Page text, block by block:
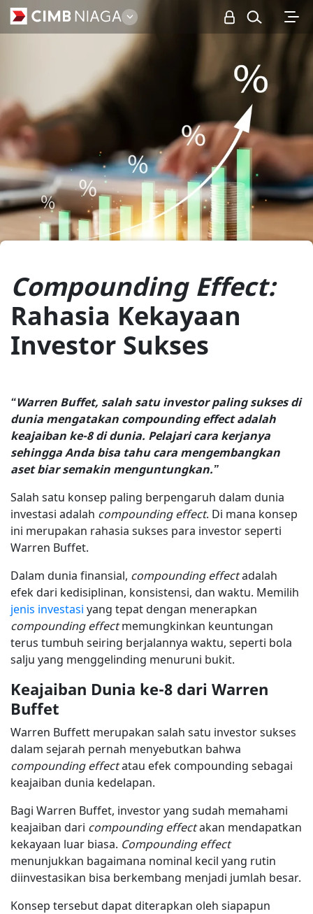
Personal
Compounding Effect:
Rahasia Kekayaan
Investor Sukses
“Warren Buffet, salah satu investor paling sukses di
dunia mengatakan compounding effect adalah
keajaiban ke-8 di dunia. Pelajari cara kerjanya
sehingga Anda bisa tahu cara mengembangkan
aset biar semakin menguntungkan.”
Salah satu konsep paling berpengaruh dalam dunia
investasi adalah compounding effect. Di mana konsep
ini merupakan rahasia sukses para investor seperti
Warren Buffet.
Dalam dunia finansial, compounding effectadalah
efek dari kedisiplinan, konsistensi, dan waktu. Memilih
jenis investasi yang tepat dengan menerapkan
compounding effectmemungkinkan keuntungan
terus tumbuh seiring berjalannya waktu, seperti bola
salju yang menggelinding menuruni bukit.
Keajaiban Dunia ke-8 dari Warren
Buffet
Warren Buffett merupakan salah satu investor sukses
dalam sejarah pernah menyebutkan bahwa
compounding effectatau efek compounding sebagai
keajaiban dunia kedelapan.
Bagi Warren Buffet, investor yang sudah memahami
keajaiban dari compounding effectakan mendapatkan
kekayaan luar biasa. Compounding effect
menunjukkan bagaimana nominal kecil yang rutin
diinvestasikan bisa berkembang menjadi jumlah besar.
Konsep tersebut dapat diterapkan oleh siapapun